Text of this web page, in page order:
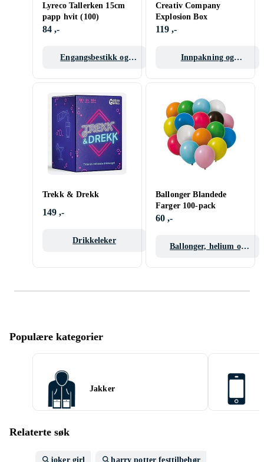
Lyreco Tallerken 15cm
papp hvit (100)
84 ,-
Engangsbestikk og
Creativ Company
Explosion Box
119 ,-
Innpakning og
Trekk & Drekk
149 ,-
Drikkeleker
Ballonger Blandede
Farger 100-pack
60 ,-
Ballonger, helium og
Populære kategorier
Jakker
Relaterte søk
joker girl harry potter festtilbehør